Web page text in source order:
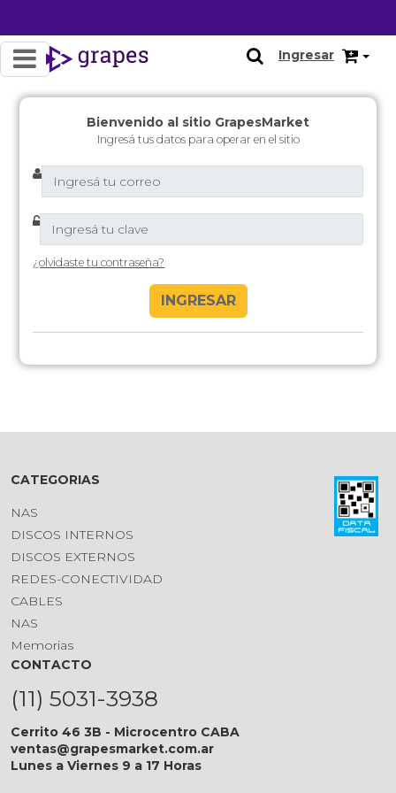
Ingresar
Bienvenido al sitio GrapesMarket
Ingresá tus datos para operar en el sitio
¿olvidaste tu contraseña?
INGRESAR
CATEGORIAS
NAS
DISCOS INTERNOS
DISCOS EXTERNOS
REDES-CONECTIVIDAD
CABLES
NAS
Memorias
CONTACTO
(11) 5031-3938
Cerrito 46 3B - Microcentro CABA
ventas@grapesmarket.com.ar
Lunes a Viernes 9 a 17 Horas